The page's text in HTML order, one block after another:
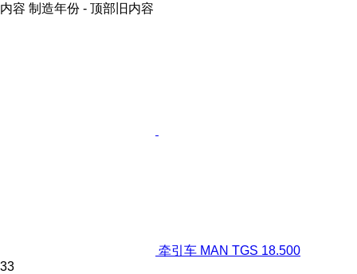
内容 制造年份 - 顶部旧内容
牵引车 MAN TGS 18.500
33